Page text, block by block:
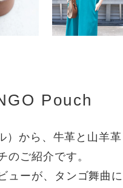
Pouch
）から、牛革と山羊
のご紹介です。
ューが、タンゴ舞曲